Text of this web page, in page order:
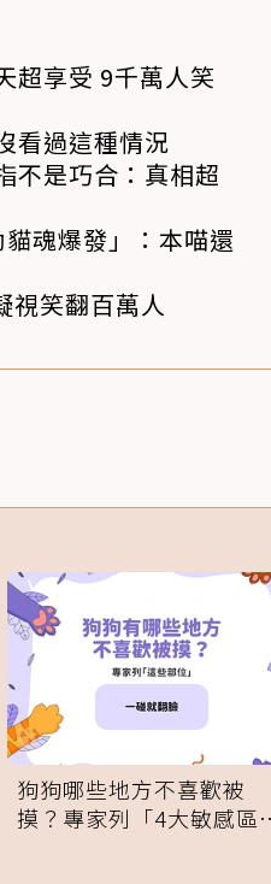
超享受 9千萬人笑
看過這種情況
不是巧合：真相超
魂爆發」：本喵還
視笑翻百萬人
狗狗哪些地方不喜歡被
摸？專家列「4大敏感區